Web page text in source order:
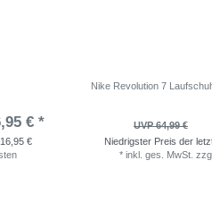
€ *
16,95 €
Nike Revolution 7
UVP 64,99 €
Niedrigster Preis der
* inkl. ges. MwSt.